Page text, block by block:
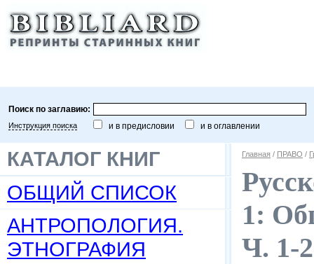
Поиск по заглавию:
Инструкция поиска и в предисловии и в оглавлении
КАТАЛОГ КНИГ
ОБЩИЙ СПИСОК
АНТРОПОЛОГИЯ.
ЭТНОГРАФИЯ
Главная / ПРАВО /
1:
Ч. 1-